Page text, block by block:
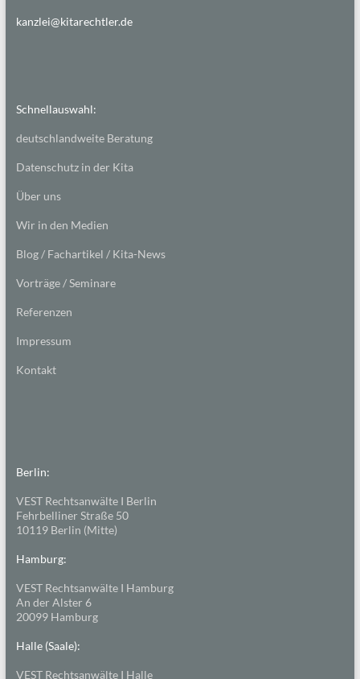
kanzlei@kitarechtler.de
Schnellauswahl:
deutschlandweite Beratung
Datenschutz in der Kita
Über uns
Wir in den Medien
Blog / Fachartikel / Kita-News
Vorträge / Seminare
Referenzen
Impressum
Kontakt
Berlin:
VEST Rechtsanwälte I Berlin
Fehrbelliner Straße 50
10119 Berlin (Mitte)
Hamburg:
VEST Rechtsanwälte I Hamburg
An der Alster 6
20099 Hamburg
Halle (Saale):
VEST Rechtsanwälte I Halle